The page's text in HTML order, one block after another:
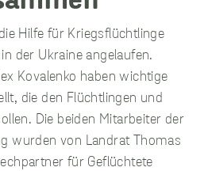
Hilfe für Kriegsflüchtlinge
der Ukraine angelaufen.
Kovalenko haben wichtige
die den Flüchtlingen und
Die beiden Mitarbeiter der
wurden von Landrat Thomas
für Geflüchtete
Cookies
Diese Cookies
sind
unverzichtbar,
damit wir Ihnen
grundlegende
und sichere
Funktionen
zur Verfügung